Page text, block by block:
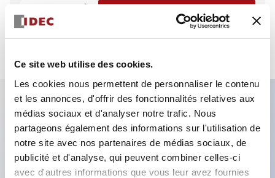
Ce site web utilise des cookies.
Les cookies nous permettent de personnaliser le contenu
et les annonces, d'offrir des fonctionnalités relatives aux
médias sociaux et d'analyser notre trafic. Nous
partageons également des informations sur l'utilisation de
notre site avec nos partenaires de médias sociaux, de
publicité et d'analyse, qui peuvent combiner celles-ci
avec d'autres informations que vous leur avez fournies
Ajouter au devis
Caractéristiques clés
Socle à 4 pôles pour montage sur circuit imprimé